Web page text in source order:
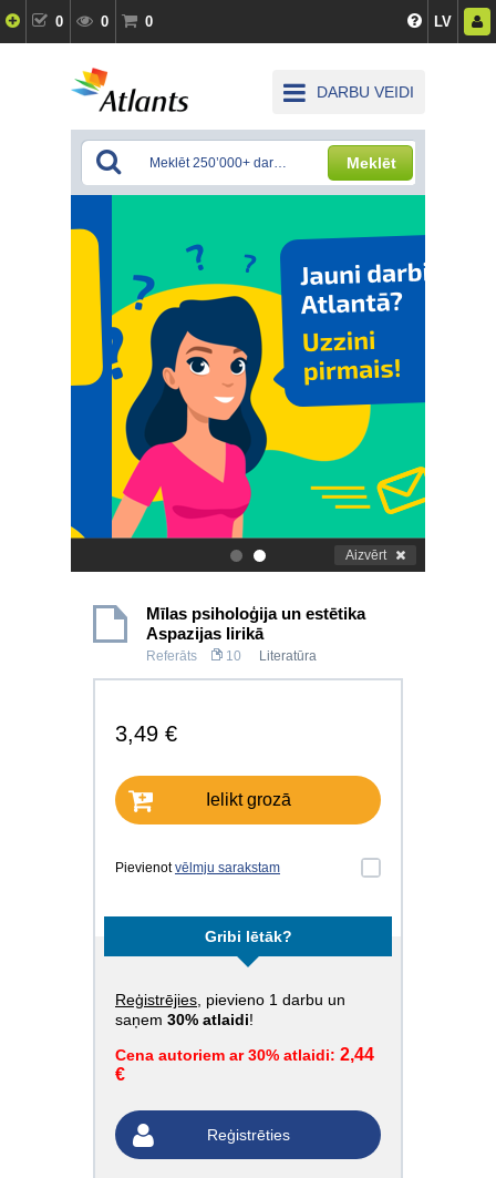
0 0 0 LV
DARBU VEIDI
Meklēt
. Aizvērt
Mīlas psiholoģija un estētika
Aspazijas lirikā
Referāts 10 Literatūra
3,49 €
Ielikt grozā
Pievienotvēlmju sarakstam
Gribi lētāk?
Reģistrējies , pievieno 1 darbu un
saņem 30% atlaidi!
Cena autoriem ar 30% atlaidi: 2,44
€
Reģistrēties